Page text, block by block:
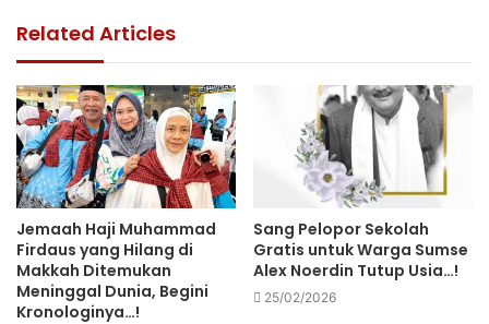
Related Articles
Jemaah Haji Muhammad
Firdaus yang Hilang di
Makkah Ditemukan
Meninggal Dunia, Begini
Kronologinya…!
Sang Pelopor Sekolah
Gratis untuk Warga Sumse
Alex Noerdin Tutup Usia…!
25/02/2026